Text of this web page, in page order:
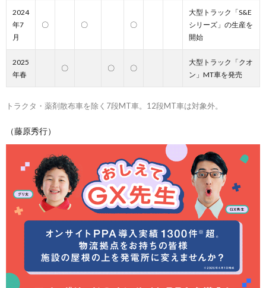
2024
年7
月
〇 〇 〇
大型トラック「S&E
シリーズ」の生産を
開始
2025
年春
〇 〇 〇
大型トラック「クオ
ン」MT車を発売
トラクタ・薬剤散布車を除く7段MT車。12段MT車は対象外。
（藤原秀行）